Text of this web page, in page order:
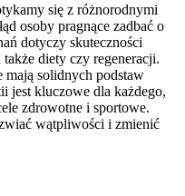
się z różnorodnymi
osoby pragnące zadbać o
dotyczy skuteczności
diety czy regeneracji.
mają solidnych podstaw
jest kluczowe dla każdego,
zdrowotne i sportowe.
wątpliwości i zmienić